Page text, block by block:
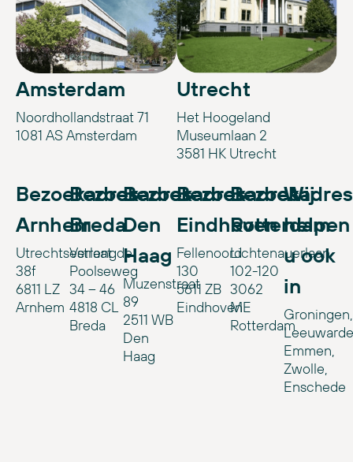
Amsterdam
Noordhollandstraat 71
1081 AS Amsterdam
Utrecht
Het Hoogeland
Museumlaan 2
3581 HK Utrecht
Bezoekadres
Arnhem
Utrechtsestraat
38f
6811 LZ
Arnhem
Bezoekadres
Breda
Verlengde
Poolseweg
34 – 46
4818 CL
Breda
Bezoekadres
Den
Haag
Muzenstraat
89
2511 WB
Den
Haag
Bezoekadres
Eindhoven
Fellenoord
130
5611 ZB
Eindhoven
Bezoekadres
Rotterdam
Lichtenauerlaan
102-120
3062
ME
Rotterdam
Wij
helpen
u ook
in
Groningen,
Emmen,
Zwolle,
Enschede